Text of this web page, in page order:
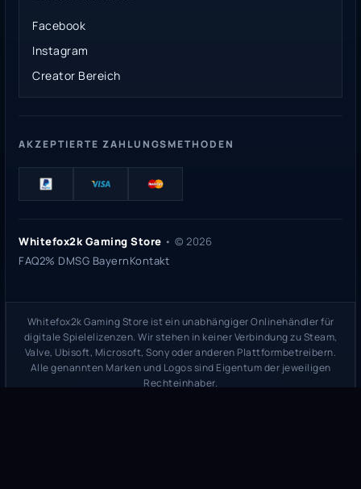
Facebook
Instagram
Creator Bereich
AKZEPTIERTE ZAHLUNGSMETHODEN
Whitefox2k Gaming Store • © 2026
FAQ2% DMSG BayernKontakt
Whitefox2k Gaming Store ist ein unabhängiger Onlinehändler für
digitale Spielelizenzen. Wir stehen in keiner Verbindung zu Steam,
Valve, Ubisoft, Microsoft, Sony oder anderen Plattformbetreibern.
Alle genannten Marken und Logos sind Eigentum der jeweiligen
Rechteinhaber.